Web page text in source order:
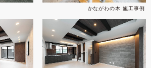
かながわの木 施工事例